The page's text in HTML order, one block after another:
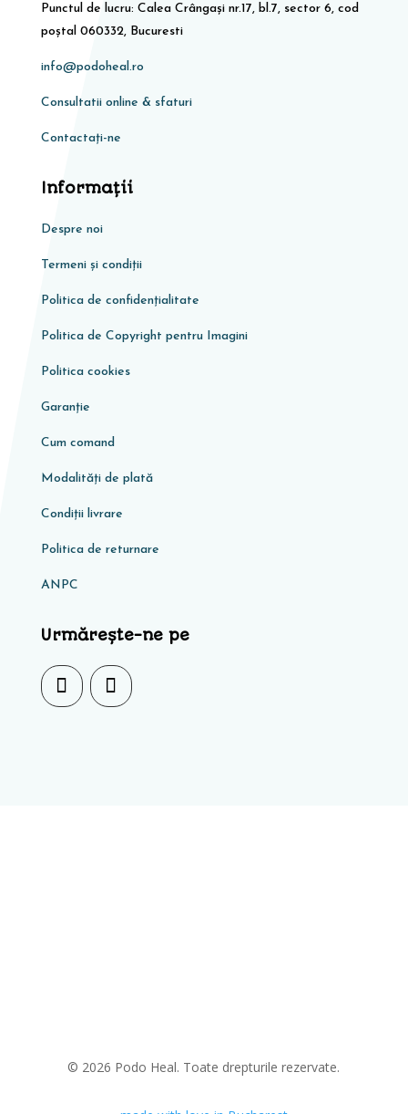
Punctul de lucru: Calea Crângași nr.17, bl.7, sector 6, cod
poștal 060332, Bucuresti
info@podoheal.ro
Consultatii online & sfaturi
Contactați-ne
Informaţii
Despre noi
Termeni și condiții
Politica de confidențialitate
Politica de Copyright pentru Imagini
Politica cookies
Garanţie
Cum comand
Modalități de plată
Condiţii livrare
Politica de returnare
ANPC
Urmărește-ne pe
© 2026 Podo Heal. Toate drepturile rezervate.